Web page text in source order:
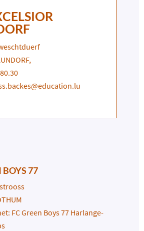
BOYS 77
FC Green Boys 77 Harlange-